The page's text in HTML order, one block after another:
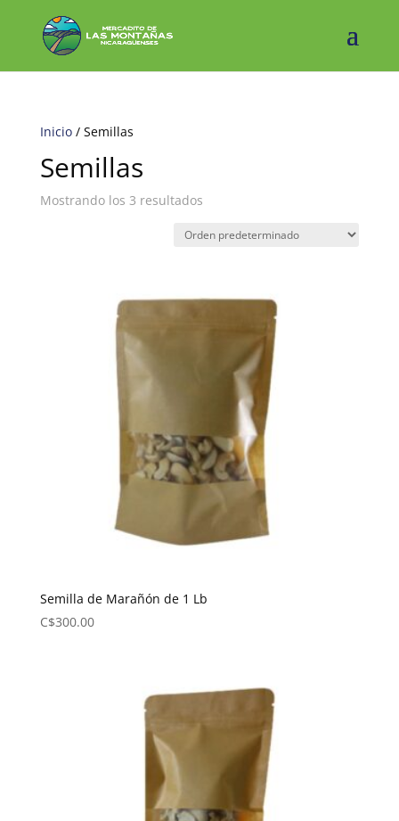
Inicio/ Semillas
Semillas
Mostrando los 3 resultados
Semilla de Marañón de 1 Lb
C$300.00